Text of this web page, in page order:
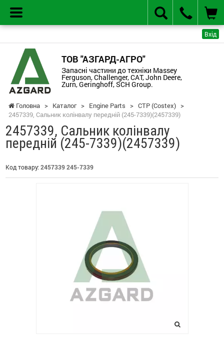
Вхід
ТОВ "АЗГАРД-АГРО"
Запасні частини до техніки Massey
Ferguson, Challenger, CAT, John Deere,
Zurn, Geringhoff, SCH Group.
Головна > Каталог > Engine Parts > CTP (Costex) >
2457339, Сальник колінвалу передній (245-7339)(2457339)
2457339, Сальник колінвалу
передній (245-7339)(2457339)
Код товару: 2457339 245-7339